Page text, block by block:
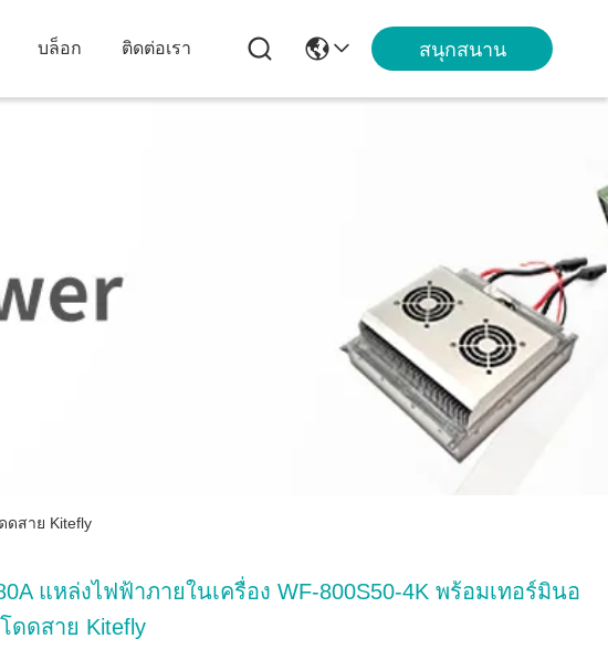
บล็อก ติดต่อเรา สนุกสนาน
ดสาย Kitefly
แหล่งไฟฟ้าภายในเครื่อง WF-800S50-4K พร้อมเทอร์มินอ
ดดสาย Kitefly